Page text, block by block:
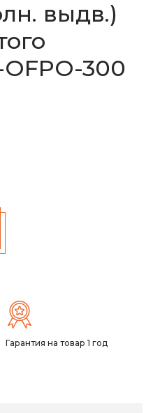
выдв.)
300
Гарантия на товар 1 год